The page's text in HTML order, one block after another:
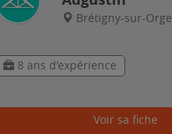
Brétigny-sur-Orge
8 ans d'expérience
Voir sa fiche